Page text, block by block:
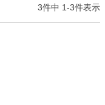
3件中 1-3件表示